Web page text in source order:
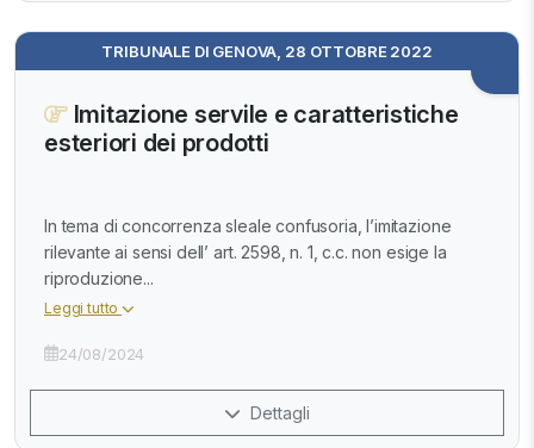
TRIBUNALE DI GENOVA, 28 OTTOBRE 2022
Imitazione servile e caratteristiche
esteriori dei prodotti
In tema di concorrenza sleale confusoria, l’imitazione
rilevante ai sensi dell’ art. 2598, n. 1, c.c. non esige la
riproduzione...
Leggi tutto
24/08/2024
Dettagli